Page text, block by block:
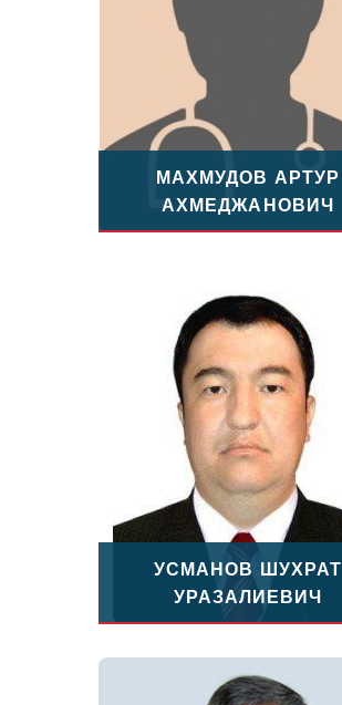
МАХМУДОВ АРТУР
АХМЕДЖАНОВИЧ
УСМАНОВ ШУХРАТ
УРАЗАЛИЕВИЧ